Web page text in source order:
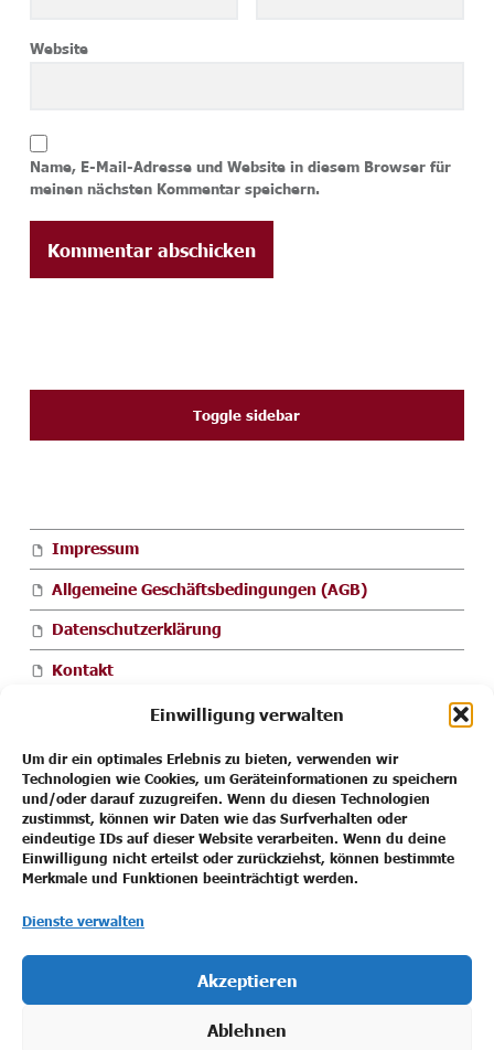
Einwilligung verwalten
Um dir ein optimales Erlebnis zu bieten, verwenden wir
Technologien wie Cookies, um Geräteinformationen zu speichern
und/oder darauf zuzugreifen. Wenn du diesen Technologien
zustimmst, können wir Daten wie das Surfverhalten oder
eindeutige IDs auf dieser Website verarbeiten. Wenn du deine
Einwilligung nicht erteilst oder zurückziehst, können bestimmte
Merkmale und Funktionen beeinträchtigt werden.
Dienste verwalten
Akzeptieren
Ablehnen
Website
Name, E-Mail-Adresse und Website in diesem Browser für
meinen nächsten Kommentar speichern.
SIDEBAR
Toggle sidebar
FOOTER SIDEBAR
Impressum
Allgemeine Geschäftsbedingungen (AGB)
Datenschutzerklärung
Kontakt
Cookie-Richtlinie (EU)
Impressum
Allgemeine Geschäftsbedingungen (AGB)
Kontakt
Cookie-Richtlinie (EU)